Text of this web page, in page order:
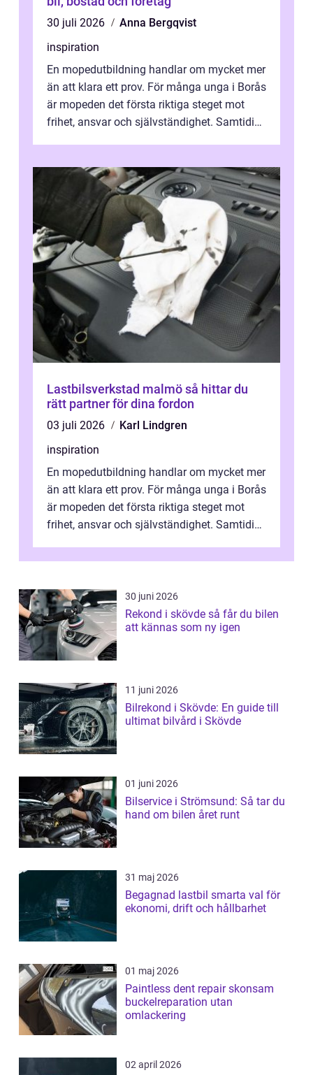
30 juli 2026
Anna Bergqvist
inspiration
En mopedutbildning handlar om mycket mer
än att klara ett prov. För många unga i Borås
är mopeden det första riktiga steget mot
frihet, ansvar och självständighet. Samtidigt
Lastbilsverkstad malmö så hittar du
rätt partner för dina fordon
03 juli 2026
Karl Lindgren
inspiration
En mopedutbildning handlar om mycket mer
än att klara ett prov. För många unga i Borås
är mopeden det första riktiga steget mot
frihet, ansvar och självständighet. Samtidigt
30 juni 2026
Rekond i skövde så får du bilen
att kännas som ny igen
11 juni 2026
Bilrekond i Skövde: En guide till
ultimat bilvård i Skövde
01 juni 2026
Bilservice i Strömsund: Så tar du
hand om bilen året runt
31 maj 2026
Begagnad lastbil smarta val för
ekonomi, drift och hållbarhet
01 maj 2026
Paintless dent repair skonsam
buckelreparation utan
omlackering
02 april 2026